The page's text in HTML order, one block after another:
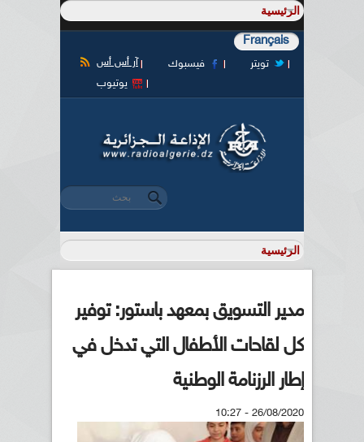
Français
آر أس أس فيسبوك
تويتر
يوتيوب
استمارة البحث
‏بحث ‏
مدير التسويق بمعهد باستور: توفير
كل لقاحات الأطفال التي تدخل في
إطار الرزنامة الوطنية
26/08/2020 - 10:27